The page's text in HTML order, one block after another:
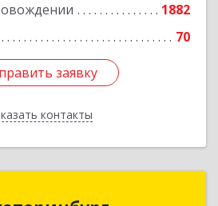
1882
70
заявку
контакты
заявку
Назад
1С-Екатеринбург